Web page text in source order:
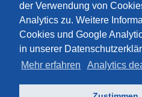
der Verwendung von
Analytics zu. Weitere
Cookies und Google
in unserer
Mehr erfahren
Analytics
IBS
D-86672
Datenschutz